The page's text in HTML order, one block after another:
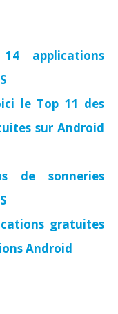
applications
le Top 11 des
sur Android
de sonneries
gratuites
Android